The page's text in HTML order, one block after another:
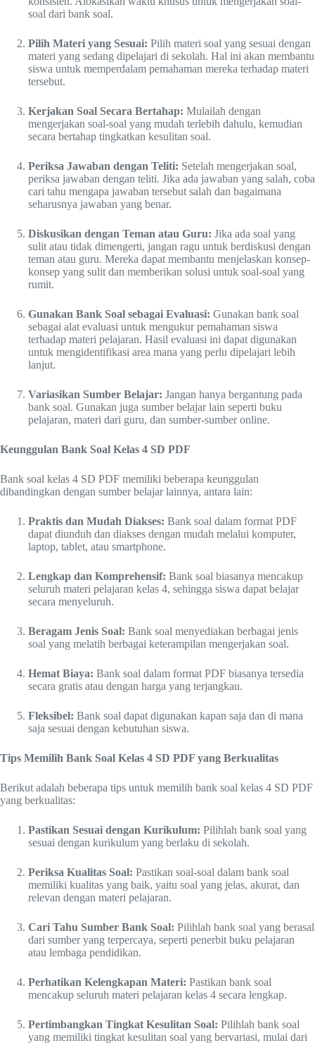
soal dari bank soal.
Pilih Materi yang Sesuai: Pilih materi soal yang sesuai dengan
materi yang sedang dipelajari di sekolah. Hal ini akan membantu
siswa untuk memperdalam pemahaman mereka terhadap materi
tersebut.
Kerjakan Soal Secara Bertahap: Mulailah dengan
mengerjakan soal-soal yang mudah terlebih dahulu, kemudian
secara bertahap tingkatkan kesulitan soal.
Periksa Jawaban dengan Teliti: Setelah mengerjakan soal,
periksa jawaban dengan teliti. Jika ada jawaban yang salah, coba
cari tahu mengapa jawaban tersebut salah dan bagaimana
seharusnya jawaban yang benar.
Diskusikan dengan Teman atau Guru: Jika ada soal yang
sulit atau tidak dimengerti, jangan ragu untuk berdiskusi dengan
teman atau guru. Mereka dapat membantu menjelaskan konsep-
konsep yang sulit dan memberikan solusi untuk soal-soal yang
rumit.
Gunakan Bank Soal sebagai Evaluasi: Gunakan bank soal
sebagai alat evaluasi untuk mengukur pemahaman siswa
terhadap materi pelajaran. Hasil evaluasi ini dapat digunakan
untuk mengidentifikasi area mana yang perlu dipelajari lebih
lanjut.
Variasikan Sumber Belajar: Jangan hanya bergantung pada
bank soal. Gunakan juga sumber belajar lain seperti buku
pelajaran, materi dari guru, dan sumber-sumber online.
Keunggulan Bank Soal Kelas 4 SD PDF
Bank soal kelas 4 SD PDF memiliki beberapa keunggulan
dibandingkan dengan sumber belajar lainnya, antara lain:
Praktis dan Mudah Diakses: Bank soal dalam format PDF
dapat diunduh dan diakses dengan mudah melalui komputer,
laptop, tablet, atau smartphone.
Lengkap dan Komprehensif: Bank soal biasanya mencakup
seluruh materi pelajaran kelas 4, sehingga siswa dapat belajar
secara menyeluruh.
Beragam Jenis Soal: Bank soal menyediakan berbagai jenis
soal yang melatih berbagai keterampilan mengerjakan soal.
Hemat Biaya: Bank soal dalam format PDF biasanya tersedia
secara gratis atau dengan harga yang terjangkau.
Fleksibel: Bank soal dapat digunakan kapan saja dan di mana
saja sesuai dengan kebutuhan siswa.
Tips Memilih Bank Soal Kelas 4 SD PDF yang Berkualitas
Berikut adalah beberapa tips untuk memilih bank soal kelas 4 SD PDF
yang berkualitas:
Pastikan Sesuai dengan Kurikulum: Pilihlah bank soal yang
sesuai dengan kurikulum yang berlaku di sekolah.
Periksa Kualitas Soal: Pastikan soal-soal dalam bank soal
memiliki kualitas yang baik, yaitu soal yang jelas, akurat, dan
relevan dengan materi pelajaran.
Cari Tahu Sumber Bank Soal: Pilihlah bank soal yang berasal
dari sumber yang terpercaya, seperti penerbit buku pelajaran
atau lembaga pendidikan.
Perhatikan Kelengkapan Materi: Pastikan bank soal
mencakup seluruh materi pelajaran kelas 4 secara lengkap.
Pertimbangkan Tingkat Kesulitan Soal: Pilihlah bank soal
yang memiliki tingkat kesulitan soal yang bervariasi, mulai dari